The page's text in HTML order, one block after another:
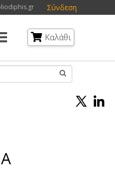
Σύνδεση
Καλάθι